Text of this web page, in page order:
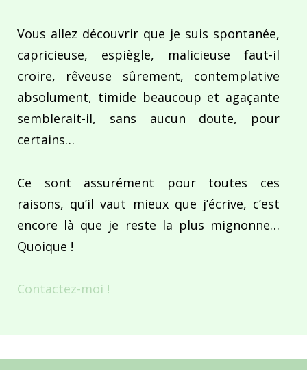
Vous allez découvrir que je suis spontanée,
capricieuse, espiègle, malicieuse faut-il
croire, rêveuse sûrement, contemplative
absolument, timide beaucoup et agaçante
semblerait-il, sans aucun doute, pour
certains…
Ce sont assurément pour toutes ces
raisons, qu’il vaut mieux que j’écrive, c’est
encore là que je reste la plus mignonne…
Quoique !
Contactez-moi !